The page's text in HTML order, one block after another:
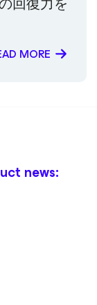
MORE
news: